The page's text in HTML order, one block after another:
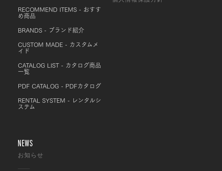
RECOMMEND ITEMS - おすす
め商品
BRANDS - ブランド紹介
CUSTOM MADE - カスタムメ
イド
CATALOG LIST - カタログ商品
一覧
PDF CATALOG - PDFカタログ
RENTAL SYSTEM - レンタルシ
ステム
NEWS
お知らせ